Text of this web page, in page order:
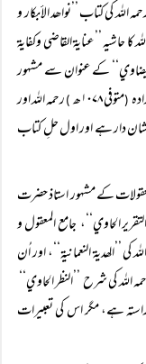
رحمہ اللہ کی کتاب ’’نواھد الأبكار و
اللہ كا حاشیہ ’’عنايۃ القاضي وكفايۃ
کے عنوان سے مشہور
(متوفی ۱۰۷۸ھ )رحمہ اللہ اور
شان دار ہے اور اول حلِ کتاب
کے مشہور استاذ حضرت
الحاوي‘‘، جامع المعقول و
كى ’’الھديۃ النعمانيۃ‘‘، اور اُن
اللہ کی شرح ’’النظر الحاوي‘‘
ہے، مگر اس کی تعبیرات